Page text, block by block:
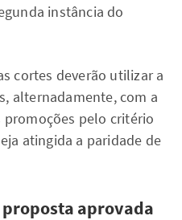
instância do
cortes deverão utilizar a
alternadamente, com a
pelo critério
atingida a paridade de
aprovada